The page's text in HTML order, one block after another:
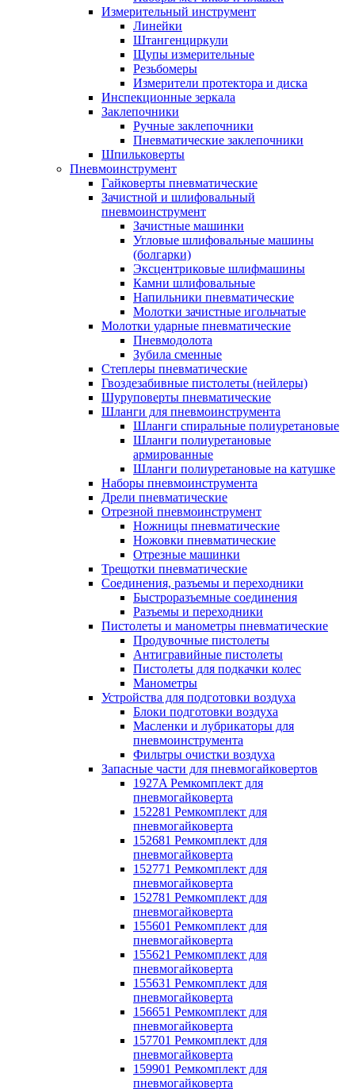
Измерительный инструмент
Линейки
Штангенциркули
Щупы измерительные
Резьбомеры
Измерители протектора и диска
Инспекционные зеркала
Заклепочники
Ручные заклепочники
Пневматические заклепочники
Шпильковерты
Пневмоинструмент
Гайковерты пневматические
Зачистной и шлифовальный
пневмоинструмент
Зачистные машинки
Угловые шлифовальные машины
(болгарки)
Эксцентриковые шлифмашины
Камни шлифовальные
Напильники пневматические
Молотки зачистные игольчатые
Молотки ударные пневматические
Пневмодолота
Зубила сменные
Степлеры пневматические
Гвоздезабивные пистолеты (нейлеры)
Шуруповерты пневматические
Шланги для пневмоинструмента
Шланги спиральные полиуретановые
Шланги полиуретановые
армированные
Шланги полиуретановые на катушке
Наборы пневмоинструмента
Дрели пневматические
Отрезной пневмоинструмент
Ножницы пневматические
Ножовки пневматические
Отрезные машинки
Трещотки пневматические
Соединения, разъемы и переходники
Быстроразъемные соединения
Разъемы и переходники
Пистолеты и манометры пневматические
Продувочные пистолеты
Антигравийные пистолеты
Пистолеты для подкачки колес
Манометры
Устройства для подготовки воздуха
Блоки подготовки воздуха
Масленки и лубрикаторы для
пневмоинструмента
Фильтры очистки воздуха
Запасные части для пневмогайковертов
1927A Ремкомплект для
пневмогайковерта
152281 Ремкомплект для
пневмогайковерта
152681 Ремкомплект для
пневмогайковерта
152771 Ремкомплект для
пневмогайковерта
152781 Ремкомплект для
пневмогайковерта
155601 Ремкомплект для
пневмогайковерта
155621 Ремкомплект для
пневмогайковерта
155631 Ремкомплект для
пневмогайковерта
156651 Ремкомплект для
пневмогайковерта
157701 Ремкомплект для
пневмогайковерта
159901 Ремкомплект для
пневмогайковерта